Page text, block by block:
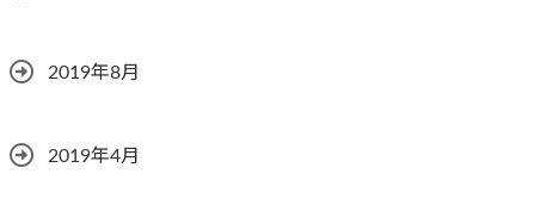
2019年8月
2019年4月